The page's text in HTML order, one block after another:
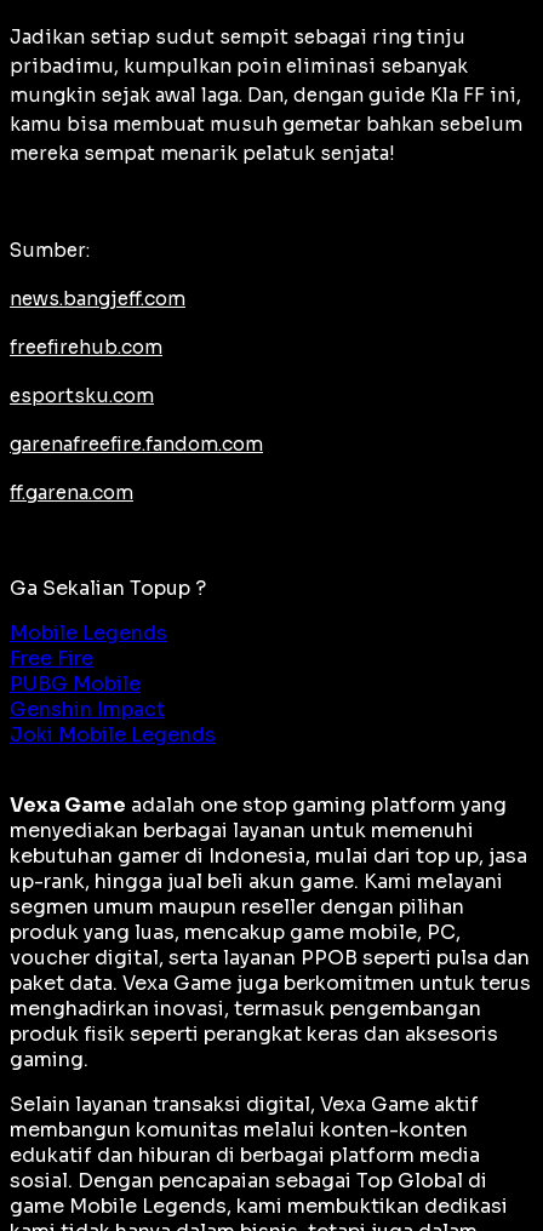
Jadikan setiap sudut sempit sebagai ring tinju
pribadimu, kumpulkan poin eliminasi sebanyak
mungkin sejak awal laga. Dan, dengan guide Kla FF ini,
kamu bisa membuat musuh gemetar bahkan sebelum
mereka sempat menarik pelatuk senjata!
Sumber:
news.bangjeff.com
freefirehub.com
esportsku.com
garenafreefire.fandom.com
ff.garena.com
Ga Sekalian Topup ?
Mobile Legends
Free Fire
PUBG Mobile
Genshin Impact
Joki Mobile Legends
Vexa Game adalah one stop gaming platform yang
menyediakan berbagai layanan untuk memenuhi
kebutuhan gamer di Indonesia, mulai dari top up, jasa
up-rank, hingga jual beli akun game. Kami melayani
segmen umum maupun reseller dengan pilihan
produk yang luas, mencakup game mobile, PC,
voucher digital, serta layanan PPOB seperti pulsa dan
paket data. Vexa Game juga berkomitmen untuk terus
menghadirkan inovasi, termasuk pengembangan
produk fisik seperti perangkat keras dan aksesoris
gaming.
Selain layanan transaksi digital, Vexa Game aktif
membangun komunitas melalui konten-konten
edukatif dan hiburan di berbagai platform media
sosial. Dengan pencapaian sebagai Top Global di
game Mobile Legends, kami membuktikan dedikasi